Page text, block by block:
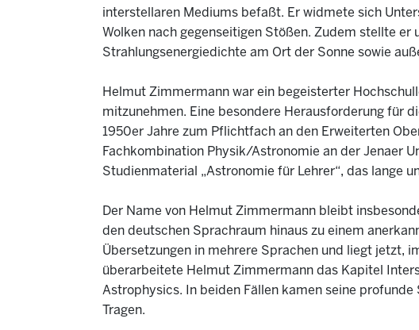
interstellaren Mediums befaßt. Er widmete sich
Wolken nach gegenseitigen Stößen. Zudem stellte
Strahlungsenergiedichte am Ort der Sonne sowie
Helmut Zimmermann war ein begeisterter
mitzunehmen. Eine besondere Herausforderung für
1950er Jahre zum Pflichtfach an den Erweiterten
Fachkombination Physik/Astronomie an der Jenaer
Studienmaterial „Astronomie für Lehrer“, das lange
Der Name von Helmut Zimmermann bleibt
den deutschen Sprachraum hinaus zu einem
Übersetzungen in mehrere Sprachen und liegt jetzt,
überarbeitete Helmut Zimmermann das Kapitel
Astrophysics. In beiden Fällen kamen seine
Tragen.